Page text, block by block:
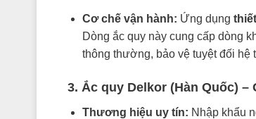
Cơ chế vận hành: Ứng dụng
Dòng ắc quy này cung cấp dòng
thông thường, bảo vệ tuyệt đối hệ
3. Ắc quy Delkor (Hàn Quốc)
Thương hiệu uy tín: Nhập khẩu